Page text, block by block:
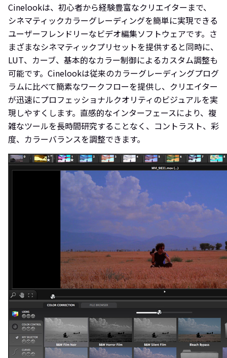
Cinelookは、初心者から経験豊富なクリエイターまで、
シネマティックカラーグレーディングを簡単に実現できる
ユーザーフレンドリーなビデオ編集ソフトウェアです。さ
まざまなシネマティックプリセットを提供すると同時に、
LUT、カーブ、基本的なカラー制御によるカスタム調整も
可能です。Cinelookは従来のカラーグレーディングプログ
ラムに比べて簡素なワークフローを提供し、クリエイター
が迅速にプロフェッショナルクオリティのビジュアルを実
現しやすくします。直感的なインターフェースにより、複
雑なツールを長時間研究することなく、コントラスト、彩
度、カラーバランスを調整できます。